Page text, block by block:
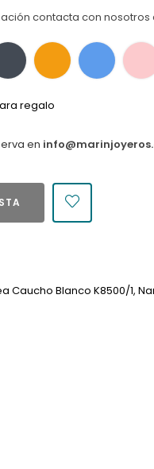
contacta con
regalo
en
Caucho Blanco K8500/1,